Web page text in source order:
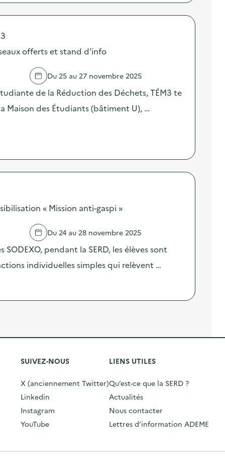
offerts et stand d'info
Du 25 au 27 novembre 2025
de la Réduction des Déchets, TÉM3 te
Maison des Étudiants (bâtiment U), …
« Mission anti-gaspi »
Du 24 au 28 novembre 2025
SODEXO, pendant la SERD, les élèves sont
individuelles simples qui relèvent …
SUIVEZ-NOUS
X (anciennement Twitter)
Linkedin
Instagram
YouTube
LIENS UTILES
Qu’est-ce que la SERD ?
Actualités
Nous contacter
Lettres d’information ADEME